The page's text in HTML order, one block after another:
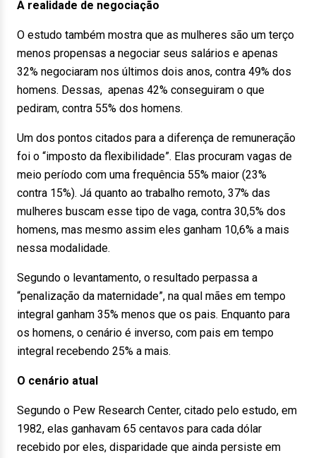
A realidade de negociação
O estudo também mostra que as mulheres são um terço
menos propensas a negociar seus salários e apenas
32% negociaram nos últimos dois anos, contra 49% dos
homens. Dessas, apenas 42% conseguiram o que
pediram, contra 55% dos homens.
Um dos pontos citados para a diferença de remuneração
foi o “imposto da flexibilidade”. Elas procuram vagas de
meio período com uma frequência 55% maior (23%
contra 15%). Já quanto ao trabalho remoto, 37% das
mulheres buscam esse tipo de vaga, contra 30,5% dos
homens, mas mesmo assim eles ganham 10,6% a mais
nessa modalidade.
Segundo o levantamento, o resultado perpassa a
“penalização da maternidade”, na qual mães em tempo
integral ganham 35% menos que os pais. Enquanto para
os homens, o cenário é inverso, com pais em tempo
integral recebendo 25% a mais.
O cenário atual
Segundo o Pew Research Center, citado pelo estudo, em
1982, elas ganhavam 65 centavos para cada dólar
recebido por eles, disparidade que ainda persiste em